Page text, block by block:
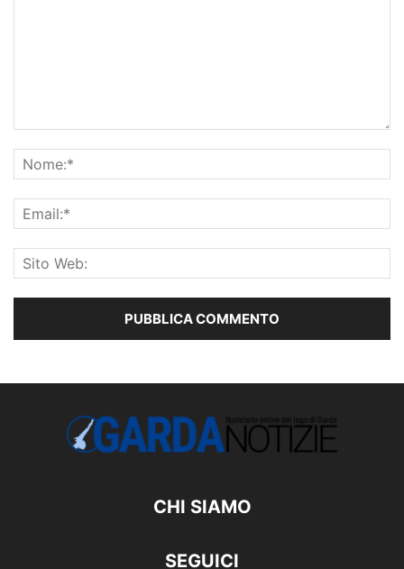
CHI SIAMO
SEGUICI